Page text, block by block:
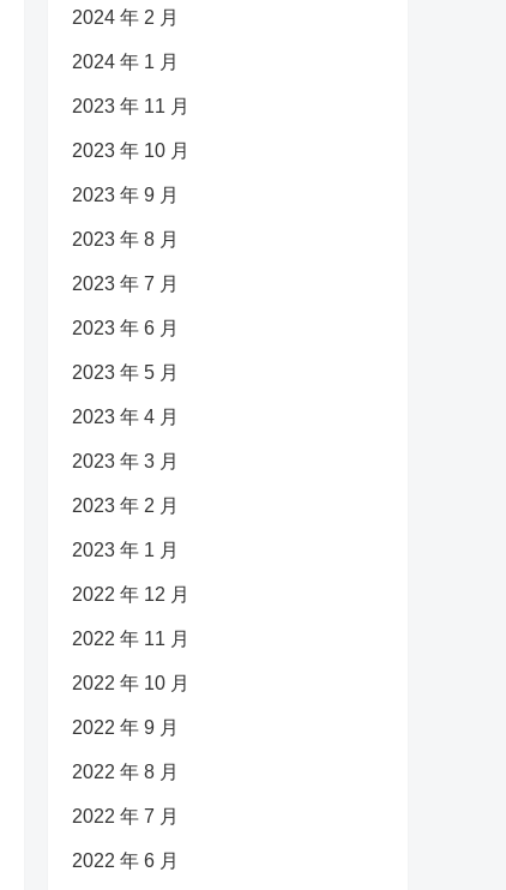
2024 年 2 月
2024 年 1 月
2023 年 11 月
2023 年 10 月
2023 年 9 月
2023 年 8 月
2023 年 7 月
2023 年 6 月
2023 年 5 月
2023 年 4 月
2023 年 3 月
2023 年 2 月
2023 年 1 月
2022 年 12 月
2022 年 11 月
2022 年 10 月
2022 年 9 月
2022 年 8 月
2022 年 7 月
2022 年 6 月